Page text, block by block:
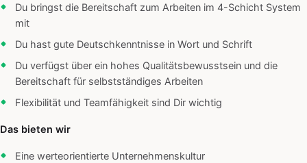
Du bringst die Bereitschaft zum Arbeiten im 4-Schicht System
mit
Du hast gute Deutschkenntnisse in Wort und Schrift
Du verfügst über ein hohes Qualitätsbewusstsein und die
Bereitschaft für selbstständiges Arbeiten
Flexibilität und Teamfähigkeit sind Dir wichtig
Das bieten wir
Eine werteorientierte Unternehmenskultur